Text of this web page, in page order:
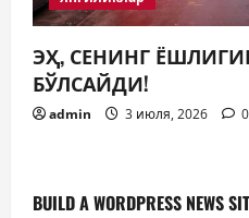
ЭҲ, СЕНИНГ
БЎЛСАЙДИ!
admin 3 июля, 2026 0
BUILD A WORDPRESS NEWS